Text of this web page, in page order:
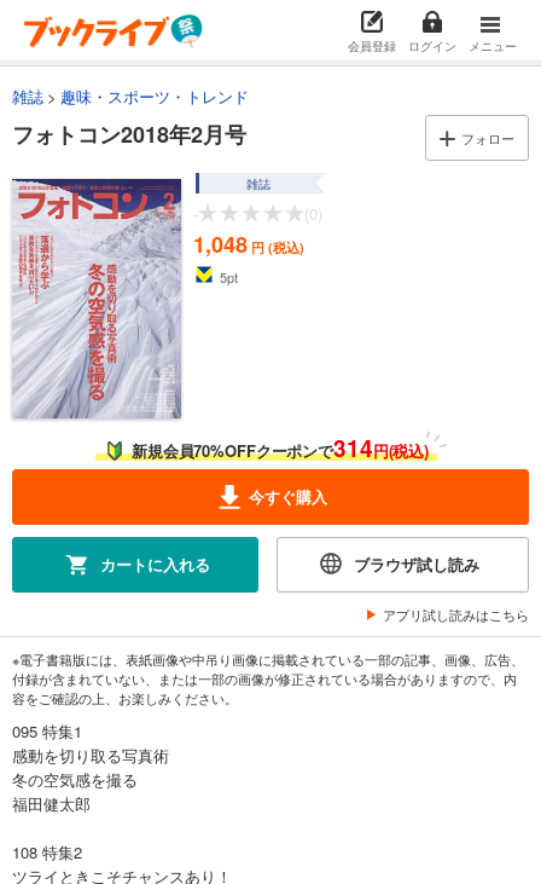
会員登録 ログイン メニュー
雑誌 趣味・スポーツ・トレンド
フォトコン2018年2月号 フォロー
雑誌
- (0)
1,048 円 (税込)
5pt
新規会員70%OFFクーポンで314円(税込)
今すぐ購入
カートに入れる ブラウザ試し読み
アプリ試し読みはこちら
※電子書籍版には、表紙画像や中吊り画像に掲載されている一部の記事、画像、広告、
付録が含まれていない、または一部の画像が修正されている場合がありますので、内
容をご確認の上、お楽しみください。
095 特集1
感動を切り取る写真術
冬の空気感を撮る
福田健太郎
108 特集2
ツライときこそチャンスあり！